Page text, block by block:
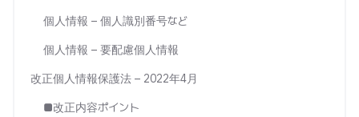
個人情報 – 個人識別番号など
個人情報 – 要配慮個人情報
改正個人情報保護法 – 2022年4月
■改正内容ポイント